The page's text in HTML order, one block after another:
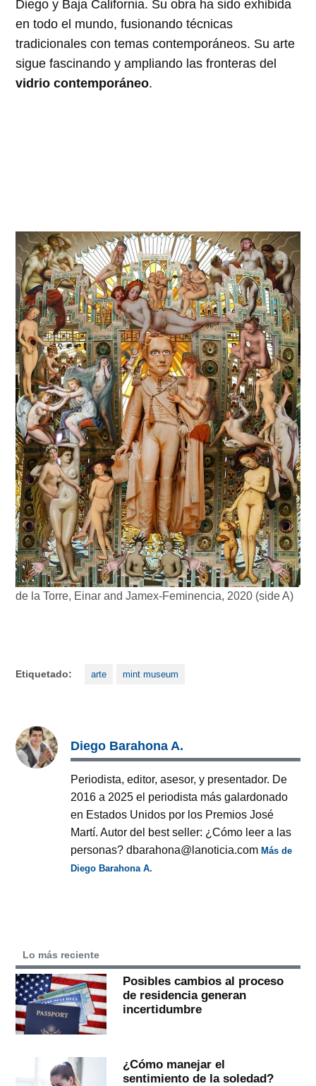
Diego y Baja California. Su obra ha sido exhibida
en todo el mundo, fusionando técnicas
tradicionales con temas contemporáneos. Su arte
sigue fascinando y ampliando las fronteras del
vidrio contemporáneo.
de la Torre, Einar and Jamex-Feminencia, 2020 (side A)
Etiquetado: arte mint museum
Diego Barahona A.
Periodista, editor, asesor, y presentador. De
2016 a 2025 el periodista más galardonado
en Estados Unidos por los Premios José
Martí. Autor del best seller: ¿Cómo leer a las
personas? dbarahona@lanoticia.comMás de
Diego Barahona A.
Lo más reciente
Posibles cambios al proceso
de residencia generan
incertidumbre
¿Cómo manejar el
sentimiento de la soledad?